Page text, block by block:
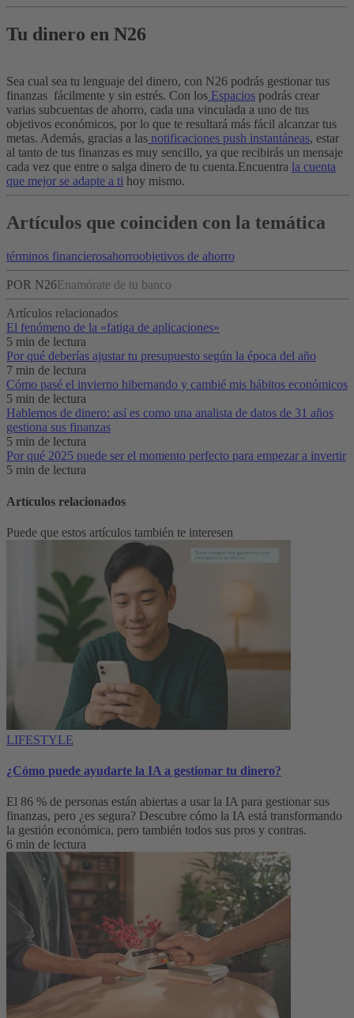
Tu dinero en N26
Sea cual sea tu lenguaje del dinero, con N26 podrás gestionar tus
finanzas fácilmente y sin estrés. Con los Espacios podrás crear
varias subcuentas de ahorro, cada una vinculada a uno de tus
objetivos económicos, por lo que te resultará más fácil alcanzar tus
metas. Además, gracias a las notificaciones push instantáneas, estar
al tanto de tus finanzas es muy sencillo, ya que recibirás un mensaje
cada vez que entre o salga dinero de tu cuenta.Encuentra la cuenta
que mejor se adapte a ti hoy mismo.
Artículos que coinciden con la temática
términos financierosahorroobjetivos de ahorro
POR N26Enamórate de tu banco
Artículos relacionados
El fenómeno de la «fatiga de aplicaciones»‌
5 min de lectura
Por qué deberías ajustar tu presupuesto según la época del año
7 min de lectura
Cómo pasé el invierno hibernando y cambié mis hábitos económicos
5 min de lectura
Hablemos de dinero: así es como una analista de datos de 31 años
gestiona sus finanzas
5 min de lectura
Por qué 2025 puede ser el momento perfecto para empezar a invertir
5 min de lectura
Artículos relacionados
Puede que estos artículos también te interesen
LIFESTYLE
¿Cómo puede ayudarte la IA a gestionar tu dinero?
El 86 % de personas están abiertas a usar la IA para gestionar sus
finanzas, pero ¿es segura? Descubre cómo la IA está transformando
la gestión económica, pero también todos sus pros y contras.
6 min de lectura